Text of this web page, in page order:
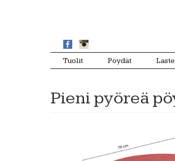
Tuolit Pöydät
Pieni pyöreä